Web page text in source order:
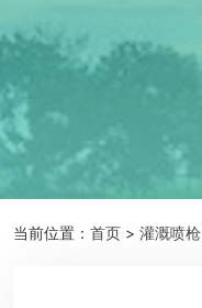
当前位置： 首页 > 灌溉喷枪